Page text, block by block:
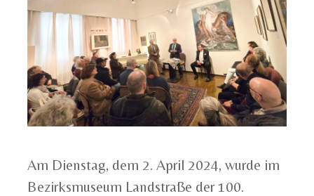
Am Dienstag, dem 2. April 2024, wurde im
Bezirksmuseum Landstraße der 100.